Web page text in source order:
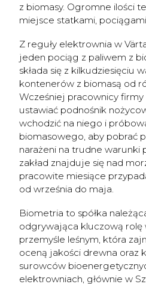
z biomasy. Ogromne ilości
miejsce statkami,
Z reguły elektrownia w
jeden pociąg z paliwem z
składa się z kilkudziesięciu
kontenerów z biomasą od
Wcześniej pracownicy
ustawiać podnośnik
wchodzić na niego i
biomasowego, aby pobrać
narażeni na trudne warunki
zakład znajduje się nad
pracowite miesiące
od września do maja.
Biometria to spółka
odgrywająca kluczową rolę
przemyśle leśnym, która
oceną jakości drewna oraz
surowców
elektrowniach, głównie w